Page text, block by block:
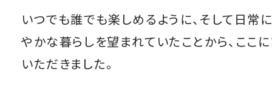
いつでも誰でも楽しめるように、そして日常
やかな暮らしを望まれていたことから、ここ
いただきました。